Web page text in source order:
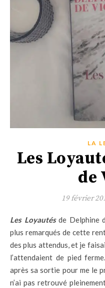
LA
Les
de
19 février
Les Loyautésde Delphine
plus remarqués de cette
des plus attendus, et je
l’attendaient de pied
après sa sortie pour me le
n’ai pas retrouvé